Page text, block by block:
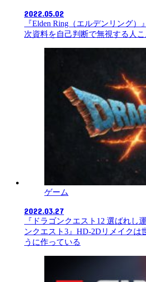
2022.05.02
『Elden Ring（エルデンリング
次資料を自己判断で無視する人
ゲーム
2022.03.27
『ドラゴンクエスト12 選ばれし
ンクエスト3』HD-2Dリメイクは
うに作っている